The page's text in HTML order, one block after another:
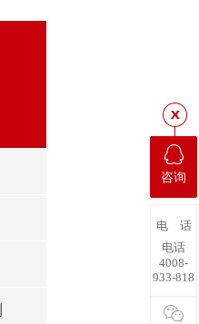
咨询
电 话
电话
4008-
933-818